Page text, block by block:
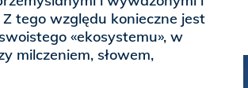
tego względu konieczne jest
«ekosystemu», w
milczeniem, słowem,